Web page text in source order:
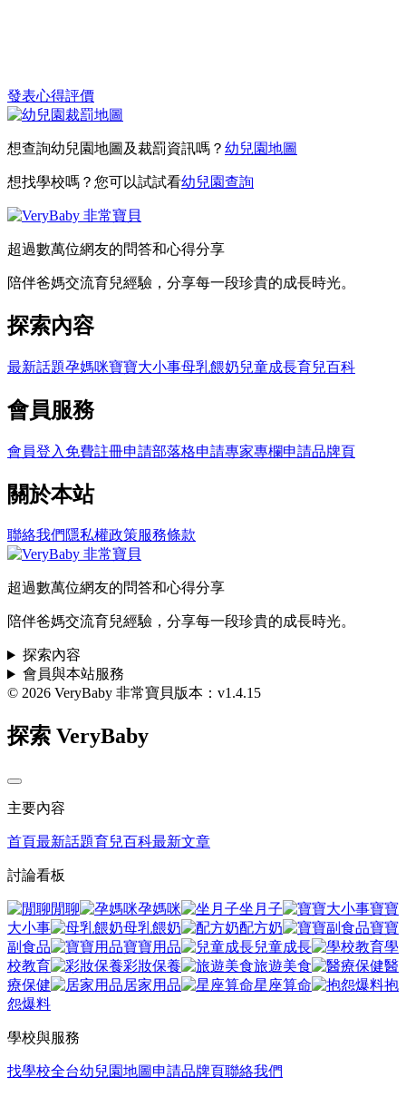
發表心得評價
想查詢幼兒園地圖及裁罰資訊嗎？ 幼兒園地圖
想找學校嗎？您可以試試看幼兒園查詢
超過數萬位網友的問答和心得分享
陪伴爸媽交流育兒經驗，分享每一段珍貴的成長時光。
探索內容
最新話題孕媽咪寶寶大小事母乳餵奶兒童成長育兒百科
會員服務
會員登入 免費註冊申請部落格申請專家專欄申請品牌頁
關於本站
聯絡我們 隱私權政策服務條款
超過數萬位網友的問答和心得分享
陪伴爸媽交流育兒經驗，分享每一段珍貴的成長時光。
探索內容
會員與本站服務
© 2026 VeryBaby 非常寶貝版本：v1.4.15
探索 VeryBaby
主要內容
首頁最新話題育兒百科最新文章
討論看板
閒聊 孕媽咪 坐月子
寶寶
大小事
母乳餵奶 配方奶
寶寶
副食品
寶寶用品 兒童成長
學
校教育
彩妝保養 旅遊美食
醫
療保健
居家用品 星座算命
抱
怨爆料
學校與服務
找學校全台幼兒園地圖 申請品牌頁聯絡我們